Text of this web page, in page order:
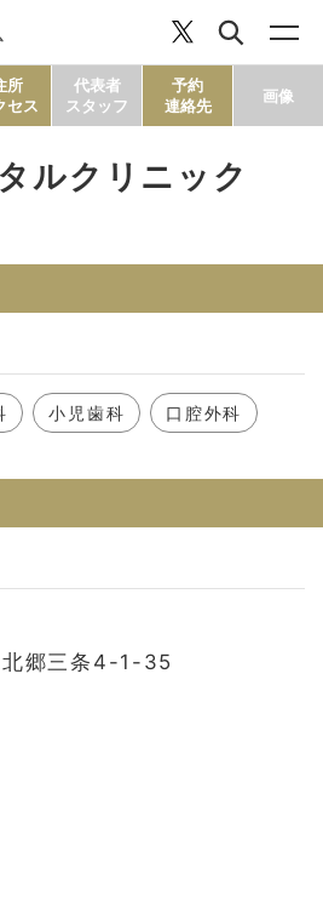
フチェック
所
セス
代表者
スタッフ
予約
連絡先
画像
ルクリニック
小児歯科 口腔外科
北郷三条4-1-35